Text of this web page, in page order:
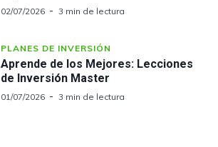
02/07/2026 3 min de lectura
PLANES DE INVERSIÓN
Aprende de los Mejores: Lecciones
de Inversión Master
01/07/2026 3 min de lectura